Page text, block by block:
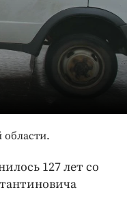
области.
127 лет со